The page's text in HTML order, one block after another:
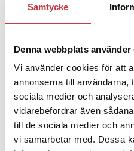
Samtycke
Denna webbplats använder
Vi använder cookies för att
annonserna till användarna,
sociala medier och
vidarebefordrar även
till de sociala medier och
vi samarbetar med. Dessa
godtyckliga
1 juni 2026
Jens
– nu ska